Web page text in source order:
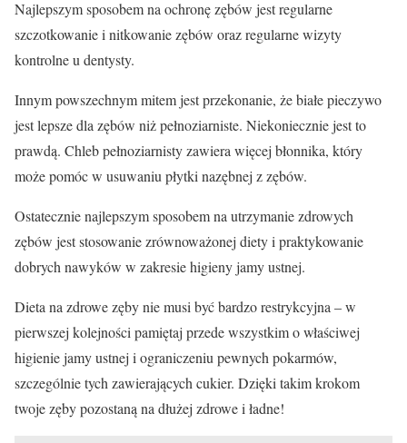
Najlepszym sposobem na ochronę zębów jest regularne
szczotkowanie i nitkowanie zębów oraz regularne wizyty
kontrolne u dentysty.
Innym powszechnym mitem jest przekonanie, że białe pieczywo
jest lepsze dla zębów niż pełnoziarniste. Niekoniecznie jest to
prawdą. Chleb pełnoziarnisty zawiera więcej błonnika, który
może pomóc w usuwaniu płytki nazębnej z zębów.
Ostatecznie najlepszym sposobem na utrzymanie zdrowych
zębów jest stosowanie zrównoważonej diety i praktykowanie
dobrych nawyków w zakresie higieny jamy ustnej.
Dieta na zdrowe zęby nie musi być bardzo restrykcyjna – w
pierwszej kolejności pamiętaj przede wszystkim o właściwej
higienie jamy ustnej i ograniczeniu pewnych pokarmów,
szczególnie tych zawierających cukier. Dzięki takim krokom
twoje zęby pozostaną na dłużej zdrowe i ładne!